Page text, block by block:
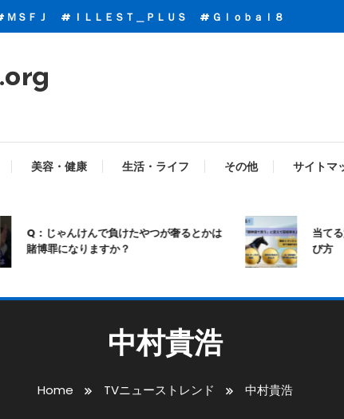
ＭＳＦＪ ＩＬＬＥＳＴ＿ＰＬＵＳ Ｇｌｏｂａｌ８
美容・健康 生活・ライフ その他 サイトマ
Q：じゃんけんで負けたやつが奢るとかは
賭博罪になりますか？
当てる競
び方
中村貴浩
Home TVニューストレンド 中村貴浩